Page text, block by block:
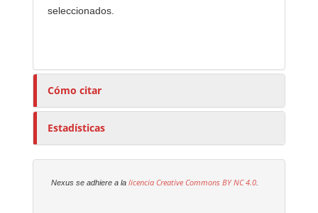
seleccionados.
Cómo citar
Estadísticas
Nexus se adhiere a lalicencia Creative CommonsBY NC 4.0.